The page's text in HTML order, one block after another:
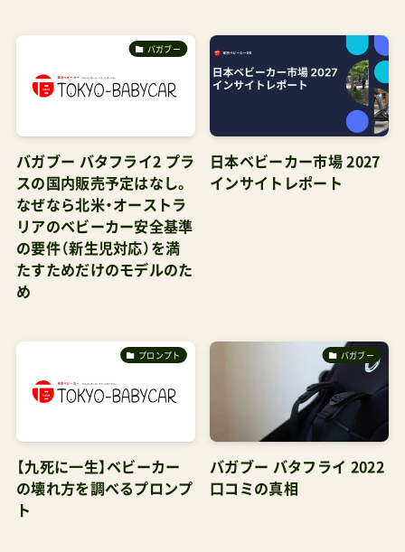
バガブー
バガブー バタフライ2 プラ
スの国内販売予定はなし。
なぜなら北米・オーストラ
リアのベビーカー安全基準
の要件（新生児対応）を満
たすためだけのモデルのた
め
日本ベビーカー市場 2027
インサイトレポート
プロンプト
【九死に一生】ベビーカー
の壊れ方を調べるプロンプ
ト
バガブー
バガブー バタフライ 2022
口コミの真相